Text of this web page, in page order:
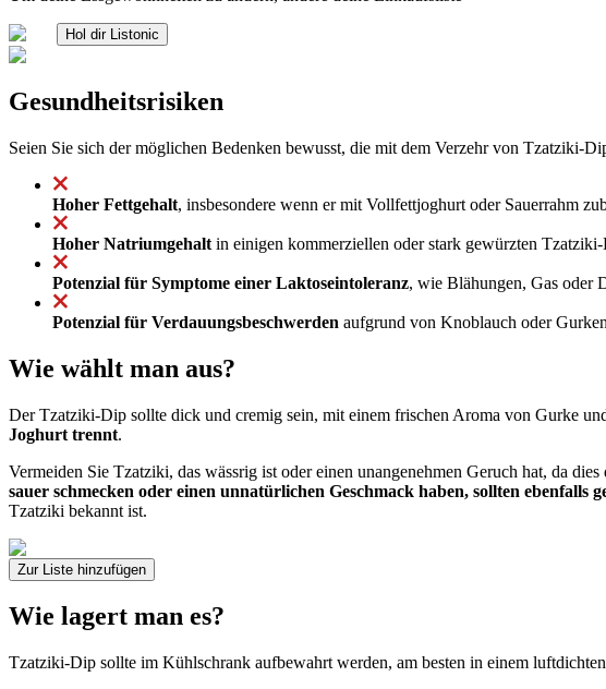
Hol dir Listonic
Gesundheitsrisiken
Seien Sie sich der möglichen Bedenken bewusst, die mit dem Verzehr von Tzatziki-
Hoher Fettgehalt, insbesondere wenn er mit Vollfettjoghurt oder Sauerrahm
Hoher Natriumgehalt in einigen kommerziellen oder stark gewürzten
Potenzial für Symptome einer Laktoseintoleranz, wie Blähungen, Gas oder
Potenzial für Verdauungsbeschwerden aufgrund von Knoblauch oder
Wie wählt man aus?
Der Tzatziki-Dip sollte dick und cremig sein, mit einem frischen Aroma von Gurke
Joghurt trennt.
Vermeiden Sie Tzatziki, das wässrig ist oder einen unangenehmen Geruch hat, da
sauer schmecken oder einen unnatürlichen Geschmack haben, sollten ebenfalls
Tzatziki bekannt ist.
Zur Liste hinzufügen
Wie lagert man es?
Tzatziki-Dip sollte im Kühlschrank aufbewahrt werden, am besten in einem